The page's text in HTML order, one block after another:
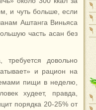
и чуть больше, если
Аштанга Виньяса
часть асан без
требуется довольно
и рацион на
пищи в неделю,
худеет, правда,
порядка 20-25% от